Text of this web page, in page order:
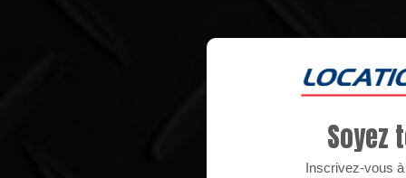
Soyez
Inscrivez-vous